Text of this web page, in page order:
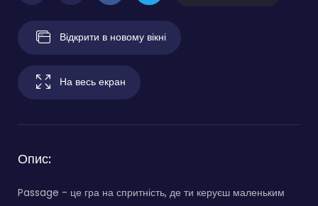
Відкрити в новому вікні
На весь екран
Опис:
Passage - це гра на спритність, де ти керуєш маленьким